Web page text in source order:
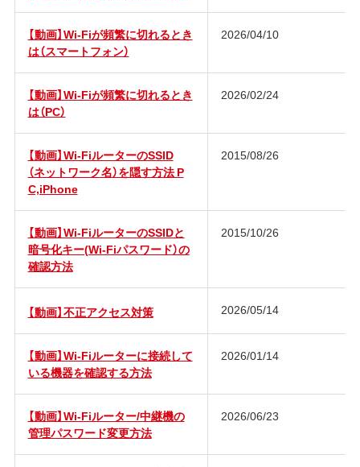
【動画】Wi-Fiが頻繁に切れるとき
は（スマートフォン）
2026/04/10
【動画】Wi-Fiが頻繁に切れるとき
は（PC）
2026/02/24
【動画】Wi-FiルーターのSSID
（ネットワーク名）を隠す方法 P
C,iPhone
2015/08/26
【動画】Wi-FiルーターのSSIDと
暗号化キー(Wi-Fiパスワード）の
確認方法
2015/10/26
【動画】不正アクセス対策 2026/05/14
【動画】Wi-Fiルーターに接続して
いる機器を確認する方法
2026/01/14
【動画】Wi-Fiルーター/中継機の
管理パスワード変更方法
2026/06/23